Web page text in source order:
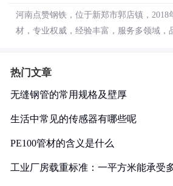
河南点赞钢铁，位于新郑市郭店镇，2018
材，专业权威，经验丰富，服务多领域，
热门文章
无缝钢管的常用规格及壁厚
生活中常见的传感器有哪些呢
PE100管材的含义是什么
工业厂房载重标准：一平方米能承受